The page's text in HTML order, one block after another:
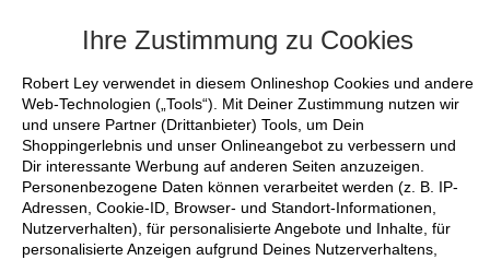
Ihre Zustimmung zu Cookies
Robert Ley verwendet in diesem Onlineshop Cookies und andere
Web-Technologien („Tools“). Mit Deiner Zustimmung nutzen wir
und unsere Partner (Drittanbieter) Tools, um Dein
Shoppingerlebnis und unser Onlineangebot zu verbessern und
Dir interessante Werbung auf anderen Seiten anzuzeigen.
Personenbezogene Daten können verarbeitet werden (z. B. IP-
Adressen, Cookie-ID, Browser- und Standort-Informationen,
Nutzerverhalten), für personalisierte Angebote und Inhalte, für
personalisierte Anzeigen aufgrund Deines Nutzerverhaltens,